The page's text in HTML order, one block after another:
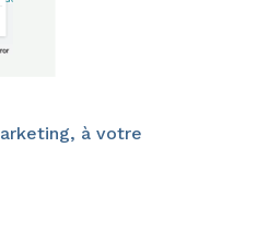
à votre